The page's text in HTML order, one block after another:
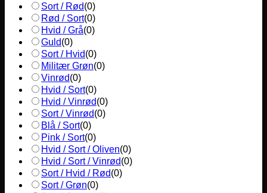
Sort / Rød(0)
Rød / Sort(0)
Hvid / Grå(0)
Guld(0)
Sort / Hvid(0)
Militær Grøn(0)
Vinrød(0)
Hvid / Sort(0)
Hvid / Vinrød(0)
Sort / Vinrød(0)
Blå / Sort(0)
Pink / Sort(0)
Hvid / Sort / Oliven(0)
Hvid / Sort / Vinrød(0)
Sort / Hvid / Rød(0)
Sort / Grøn(0)